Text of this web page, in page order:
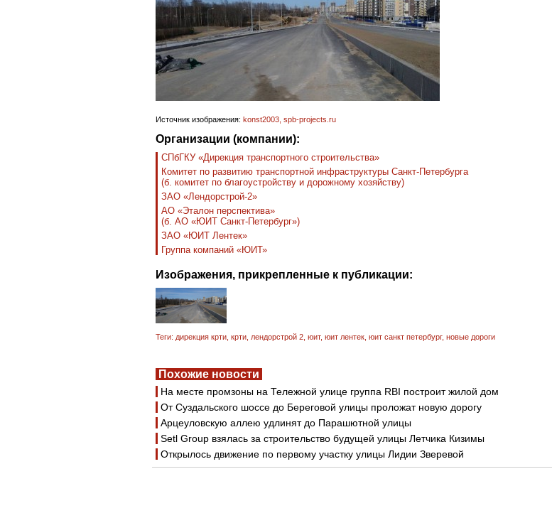
Источник изображения: konst2003, spb-projects.ru
Организации (компании):
СПбГКУ «Дирекция транспортного строительства»
Комитет по развитию транспортной инфраструктуры Санкт-Петербурга
(б. комитет по благоустройству и дорожному хозяйству)
ЗАО «Лендорстрой-2»
АО «Эталон перспектива»
(б. АО «ЮИТ Санкт-Петербург»)
ЗАО «ЮИТ Лентек»
Группа компаний «ЮИТ»
Изображения, прикрепленные к публикации:
Теги: дирекция крти крти лендорстрой 2 юит, юит лентек юит санкт петербург, новые дороги
Похожие новости
На месте промзоны на Тележной улице группа RBI построит жилой дом
От Суздальского шоссе до Береговой улицы проложат новую дорогу
Арцеуловскую аллею удлинят до Парашютной улицы
Setl Group взялась за строительство будущей улицы Летчика Кизимы
Открылось движение по первому участку улицы Лидии Зверевой